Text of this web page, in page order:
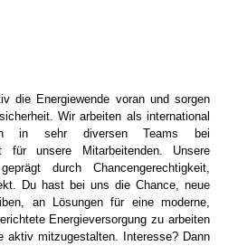
die Energiewende voran und sorgen
Wir arbeiten als international
in sehr diversen Teams bei
für unsere Mitarbeitenden. Unsere
durch Chancengerechtigkeit,
Du hast bei uns die Chance, neue
an Lösungen für eine moderne,
Energieversorgung zu arbeiten
aktiv mitzugestalten. Interesse? Dann